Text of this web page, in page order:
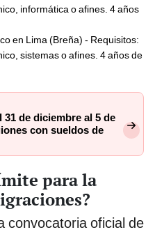
informática o afines. 4 años
en Lima (Breña) - Requisitos:
sistemas o afines. 4 años de
de diciembre al 5 de
con sueldos de
para la
convocatoria oficial de